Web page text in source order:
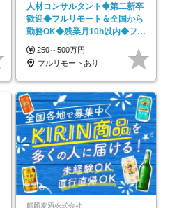
人材コンサルタント◆第二新卒
歓迎◆フルリモート＆全国から
勤務OK◆残業月10h以内◆フレ
ックス制
250～500万円
フルリモートあり
麒麟麦酒株式会社